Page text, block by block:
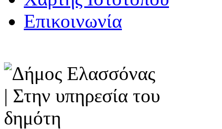
Επικοινωνία